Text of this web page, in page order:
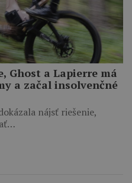
Ghost a Lapierre má
a začal insolvenčné
nájsť riešenie,